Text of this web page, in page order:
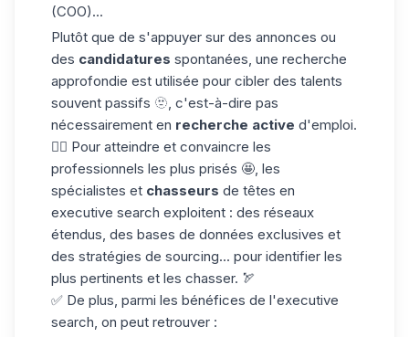
(COO)...
Plutôt que de s'appuyer sur des annonces ou
des candidatures spontanées, une recherche
approfondie est utilisée pour cibler des talents
souvent passifs 🫥, c'est-à-dire pas
nécessairement en recherche active d'emploi.
👉🏼 Pour atteindre et convaincre les
professionnels les plus prisés 🤩, les
spécialistes et chasseurs de têtes en
executive search exploitent : des réseaux
étendus, des bases de données exclusives et
des stratégies de sourcing... pour identifier les
plus pertinents et les chasser. 🏹
✅ De plus, parmi les bénéfices de l'executive
search, on peut retrouver :